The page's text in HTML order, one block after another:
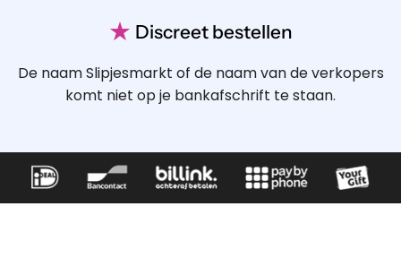
★ Discreet bestellen
De naam Slipjesmarkt of de naam van de verkopers
komt niet op je bankafschrift te staan.